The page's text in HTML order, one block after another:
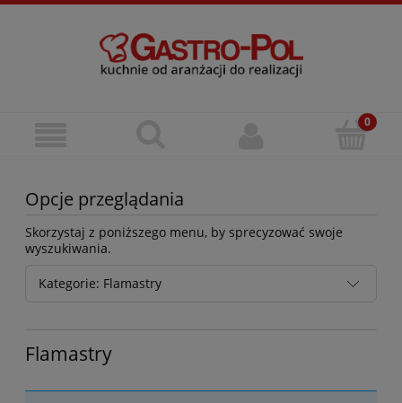
Opcje przeglądania
Skorzystaj z poniższego menu, by sprecyzować swoje
wyszukiwania.
Kategorie: Flamastry
Flamastry